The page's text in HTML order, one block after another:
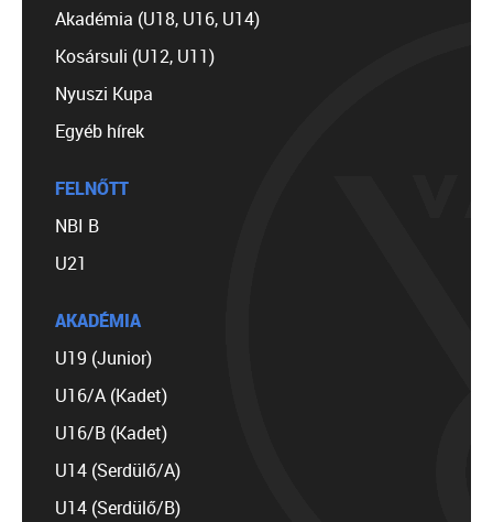
Akadémia (U18, U16, U14)
Kosársuli (U12, U11)
Nyuszi Kupa
Egyéb hírek
FELNŐTT
NBI B
U21
AKADÉMIA
U19 (Junior)
U16/A (Kadet)
U16/B (Kadet)
U14 (Serdülő/A)
U14 (Serdülő/B)